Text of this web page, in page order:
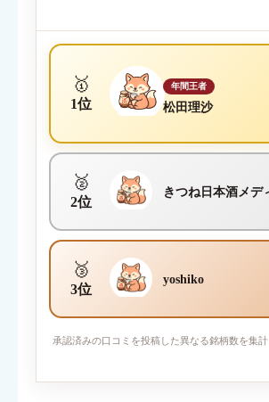
写真を添付
🥇
1位
年間王者
松田理沙
🥈
2位
🥉
3位
yoshiko
承認済みの口コミを投稿した異なる銘柄数を集計